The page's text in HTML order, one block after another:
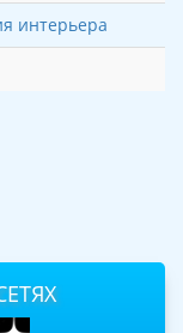
интерьера